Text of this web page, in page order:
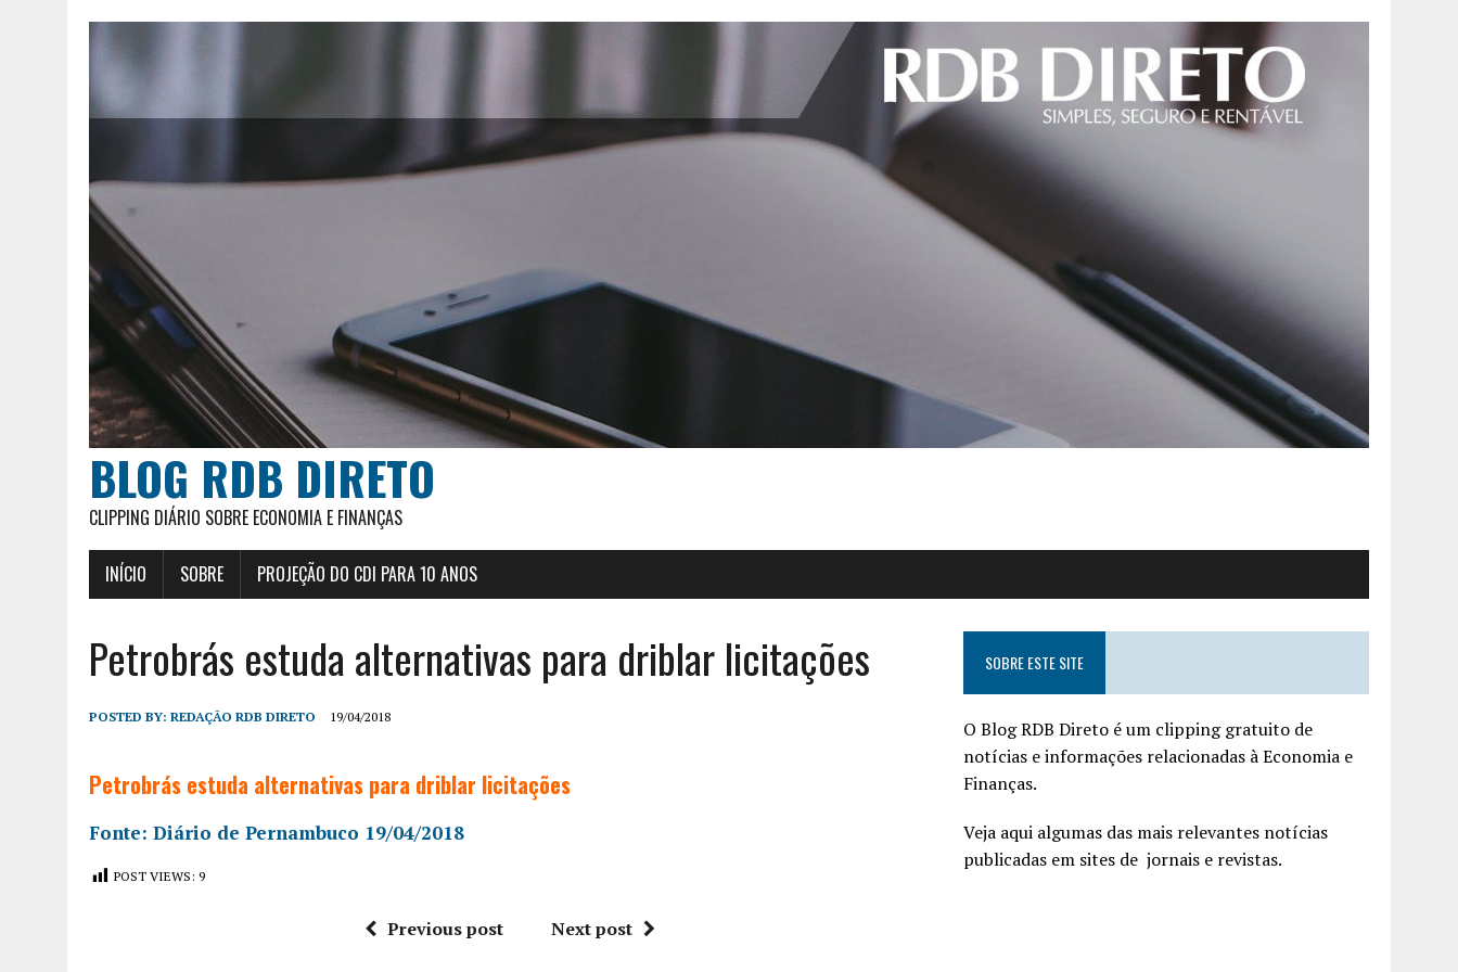
BLOG RDB DIRETO
CLIPPING DIÁRIO SOBRE ECONOMIA E FINANÇAS
INÍCIO SOBRE PROJEÇÃO DO CDI PARA 10 ANOS
Petrobrás estuda alternativas para driblar licitações
POSTED BY: REDAÇÃO RDB DIRETO 19/04/2018
Petrobrás estuda alternativas para driblar licitações
Fonte: Diário de Pernambuco 19/04/2018
POST VIEWS: 9
Previous post Next post
SOBRE ESTE SITE
O Blog RDB Direto é um clipping gratuito de
notícias e informações relacionadas à Economia e
Finanças.
Veja aqui algumas das mais relevantes notícias
publicadas em sites de jornais e revistas.